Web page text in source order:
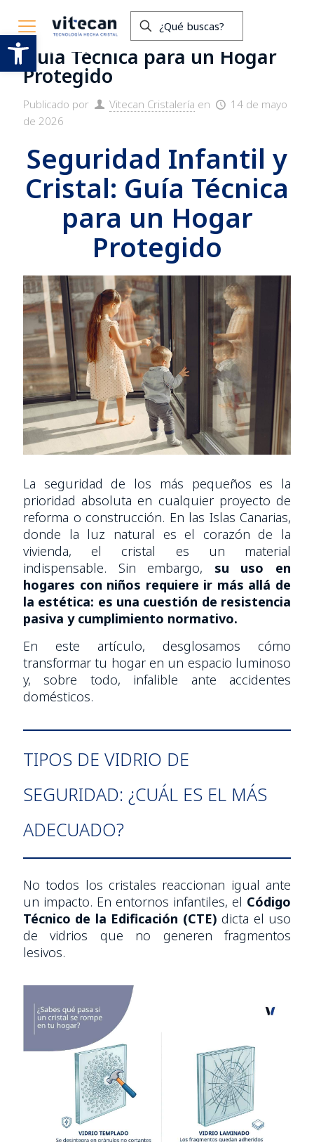
Seguridad Infantil y Cristal:
Guía Técnica para un Hogar
Protegido
Publicado por Vitecan Cristalería en
14 de mayo
de 2026
Seguridad Infantil y
Cristal: Guía Técnica
para un Hogar
Protegido
La seguridad de los más pequeños es la
prioridad absoluta en cualquier proyecto de
reforma o construcción. En las Islas Canarias,
donde la luz natural es el corazón de la
vivienda, el cristal es un material
indispensable. Sin embargo, su uso en
hogares con niños requiere ir más allá de
la estética: es una cuestión de resistencia
pasiva y cumplimiento normativo.
En este artículo, desglosamos cómo
transformar tu hogar en un espacio luminoso
y, sobre todo, infalible ante accidentes
domésticos.
TIPOS DE VIDRIO DE
SEGURIDAD: ¿CUÁL ES EL MÁS
ADECUADO?
No todos los cristales reaccionan igual ante
un impacto. En entornos infantiles, el Código
Técnico de la Edificación (CTE) dicta el uso
de vidrios que no generen fragmentos
lesivos.
Abrir barra de herramientas